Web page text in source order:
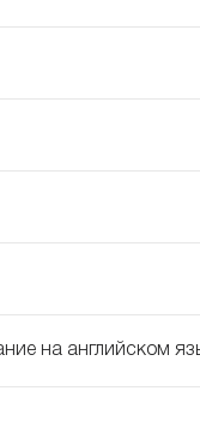
на английском